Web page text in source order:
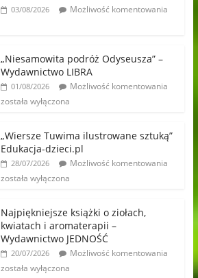
03/08/2026
Możliwość komentowania
„Niesamowita podróż Odyseusza” –
Wydawnictwo LIBRA
01/08/2026
Możliwość komentowania
została wyłączona
„Wiersze Tuwima ilustrowane sztuką”
Edukacja-dzieci.pl
28/07/2026
Możliwość komentowania
została wyłączona
Najpiękniejsze książki o ziołach,
kwiatach i aromaterapii –
Wydawnictwo JEDNOŚĆ
20/07/2026
Możliwość komentowania
została wyłączona